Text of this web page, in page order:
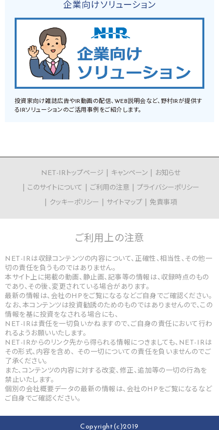
企業向けソリューション
投資家向け雑誌広告やIR動画の配信、WEB説明会など、野村IRが提供す
るIRソリューションのご活用事例をご紹介します。
NET-IRトップページ キャンペーン
お知らせ
このサイトについて
ご利用の注意
プライバシーポリシー
クッキーポリシー
サイトマップ 免責事項
ご利用上の注意
NET-IRは収録コンテンツの内容について、正確性、相当性、その他一
切の責任を負うものではありません。
本サイト上に掲載の動画、静止画、記事等の情報は、収録時点のもの
であり、その後、変更されている場合があります。
最新の情報は、会社のHPをご覧になるなどご自身でご確認ください。
なお、本コンテンツは投資勧誘のためのものではありませんので、この
情報を基に投資をなされる場合にも、
NET-IRは責任を一切負いかねますので、ご自身の責任において行わ
れるようお願いいたします。
NET-IRからのリンク先から得られる情報につきましても、NET-IRは
その形式、内容を含め、 その一切についての責任を負いませんのでご
了承ください。
また、コンテンツの内容に対する改変、修正、追加等の一切の行為を
禁止いたします。
個別の会社概要データの最新の情報は、会社のHPをご覧になるなど
ご自身でご確認ください。
Copyright(c)2019